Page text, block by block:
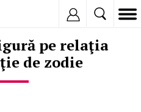
pe relaţia
de zodie